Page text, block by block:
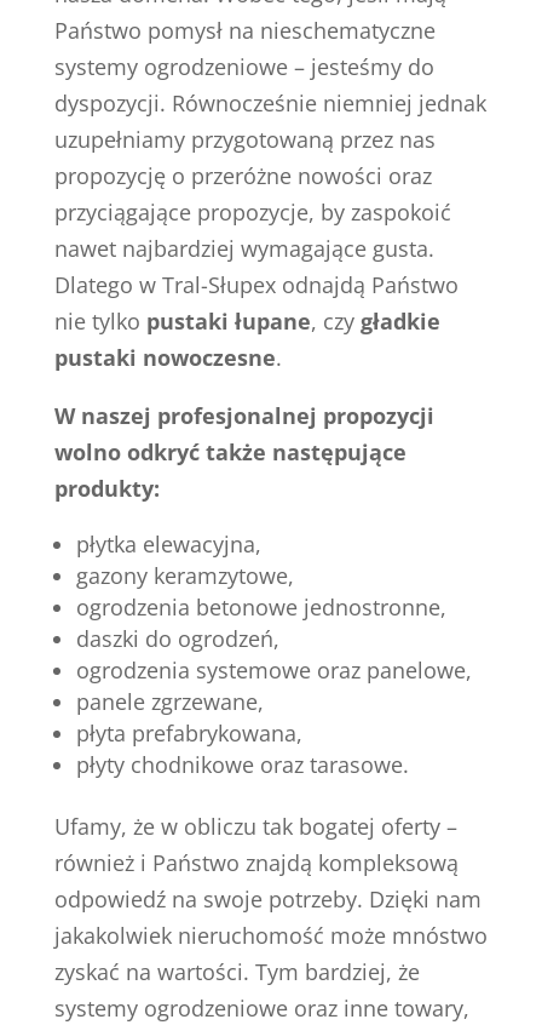
Państwo pomysł na nieschematyczne
systemy ogrodzeniowe – jesteśmy do
dyspozycji. Równocześnie niemniej jednak
uzupełniamy przygotowaną przez nas
propozycję o przeróżne nowości oraz
przyciągające propozycje, by zaspokoić
nawet najbardziej wymagające gusta.
Dlatego w Tral-Słupex odnajdą Państwo
nie tylko pustaki łupane, czy gładkie
pustaki nowoczesne.
W naszej profesjonalnej propozycji
wolno odkryć także następujące
produkty:
płytka elewacyjna,
gazony keramzytowe,
ogrodzenia betonowe jednostronne,
daszki do ogrodzeń,
ogrodzenia systemowe oraz panelowe,
panele zgrzewane,
płyta prefabrykowana,
płyty chodnikowe oraz tarasowe.
Ufamy, że w obliczu tak bogatej oferty –
również i Państwo znajdą kompleksową
odpowiedź na swoje potrzeby. Dzięki nam
jakakolwiek nieruchomość może mnóstwo
zyskać na wartości. Tym bardziej, że
systemy ogrodzeniowe oraz inne towary,